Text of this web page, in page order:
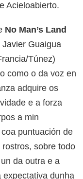
Acieloabierto.
No Man’s Land
Guaigua
Túnez)
como o da voz en
adquire os
e a forza
a min
puntuación de
sobre todo
da outra e a
dunha